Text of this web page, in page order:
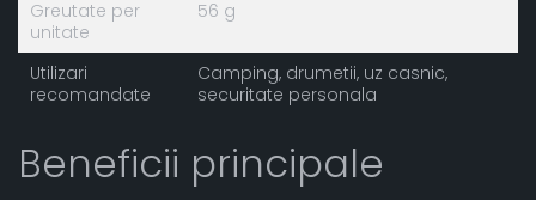
Greutate per
unitate
56 g
Utilizari
recomandate
Camping, drumetii, uz casnic,
securitate personala
Beneficii principale